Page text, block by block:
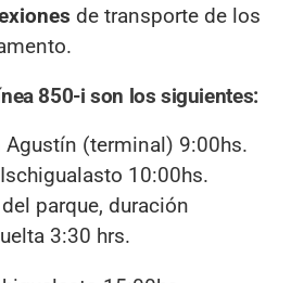
de transporte de los
850-i son los siguientes:
Agustín (terminal) 9:00hs.
10:00hs.
parque, duración
3:30 hrs.